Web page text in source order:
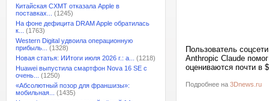
Китайская CXMT отказала Apple в
поставках...
(1245)
На фоне дефицита DRAM Apple обратилась
к...
(1763)
Western Digital удвоила операционную
прибыль...
(1328)
Новая статья: ИИтоги июля 2026 г.: а...
(1218)
Huawei выпустила смартфон Nova 16 SE с
очень...
(1250)
«Абсолютный позор для франшизы»:
мобильная...
(1435)
Пользователь
Anthropic Claude
оцениваются почти в
Подробнее на 3Dnews.ru